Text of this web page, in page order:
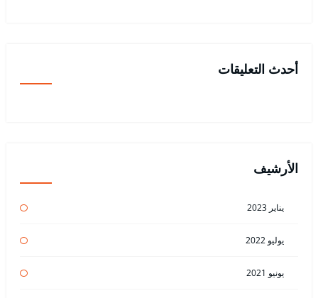
أحدث التعليقات
الأرشيف
يناير 2023
يوليو 2022
يونيو 2021